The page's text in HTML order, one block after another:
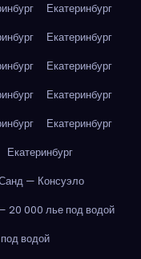
Екатеринбург
Екатеринбург
Екатеринбург
Екатеринбург
Екатеринбург
Екатеринбург
— Консуэло
000 лье под водой
водой